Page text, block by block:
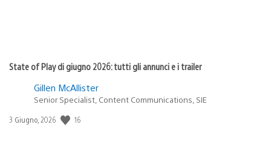
State of Play di giugno 2026: tutti gli annunci e i trailer
Gillen McAllister
Senior Specialist, Content Communications, SIE
Data
3 Giugno, 2026 16